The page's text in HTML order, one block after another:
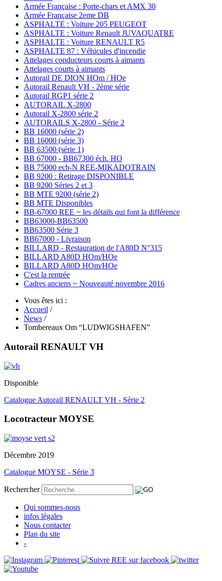
Armée Française : Porte-chars et AMX 30
Armée Française 2eme DB
ASPHALTE : Voiture 205 PEUGEOT
ASPHALTE : Voiture Renault JUVAQUATRE
ASPHALTE : Voiture RENAULT R5
ASPHALTE 87 : Véhicules d'incendie
Attelages conducteurs courts à aimants
Attelages courts à aimants
Autorail DE DION HOm / HOe
Autorail Renault VH - 2ème série
Autorail RGP1 série 2
AUTORAIL X-2800
Autorail X-2800 série 2
AUTORAILS X-2800 - Série 2
BB 16000 (série 2)
BB 16000 (série 3)
BB 63500 (série 1)
BB 67000 - BB67300 éch. HO
BB 75000 ech-N REE-MIKADOTRAIN
BB 9200 : Retirage DISPONIBLE
BB 9200 Séries 2 et 3
BB MTE 9200 (série 2)
BB MTE Disponibles
BB-67000 REE ~ les détails qui font la différence
BB63000-BB63500
BB63500 Série 3
BB67000 - Livraison
BILLARD - Restauration de l'A80D N°315
BILLARD A80D HOm/HOe
BILLARD A80D HOm/HOe
C'est la rentrée
Cadres anciens ~ Nouveauté novembre 2016
Vous êtes ici :
Accueil /
News /
Tombereaux Om “LUDWIGSHAFEN”
Autorail RENAULT VH
Disponible
Catalogue Autorail RENAULT VH - Série 2
Locotracteur MOYSE
Décembre 2019
Catalogue MOYSE - Série 3
Rechercher
Qui sommes-nous
infos légales
Nous contacter
Plan du site
-